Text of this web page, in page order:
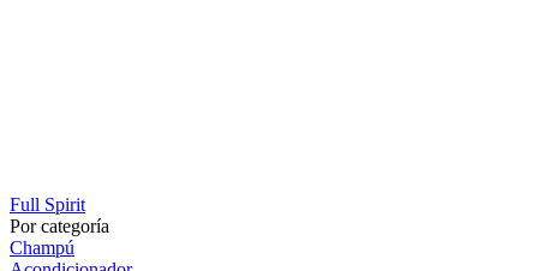
Full Spirit
Por categoría
Champú